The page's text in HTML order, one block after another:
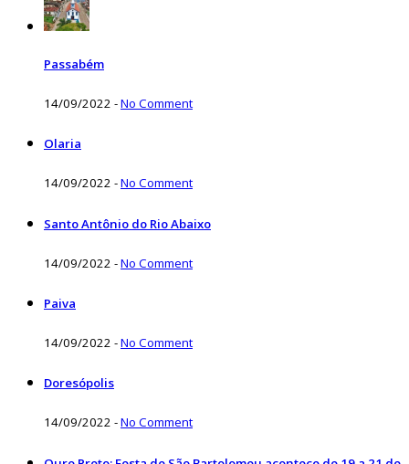
Passabém
14/09/2022 -No Comment
Olaria
14/09/2022 -No Comment
Santo Antônio do Rio Abaixo
14/09/2022 -No Comment
Paiva
14/09/2022 -No Comment
Doresópolis
14/09/2022 -No Comment